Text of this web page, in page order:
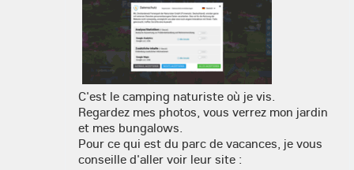
C'est le camping naturiste où je vis.
Regardez mes photos, vous verrez mon jardin
et mes bungalows.
Pour ce qui est du parc de vacances, je vous
conseille d'aller voir leur site :